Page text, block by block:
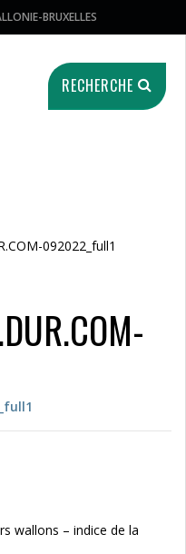
BRUXELLES
RECHERCHE
092022_full1
wallons – indice de la